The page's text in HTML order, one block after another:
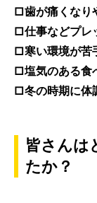
□歯が痛くなり
□仕事などプレ
□寒い環境が苦
□塩気のある食
□冬の時期に体
皆さんは
たか？